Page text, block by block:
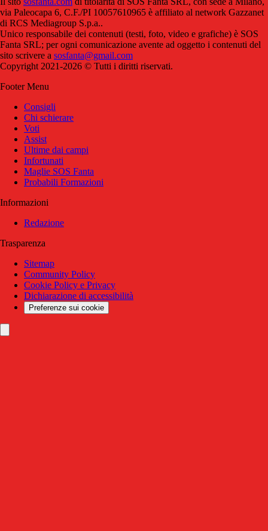
via Paleocapa 6, C.F./PI 10057610965 è affiliato al network Gazzanet
di RCS Mediagroup S.p.a..
Unico responsabile dei contenuti (testi, foto, video e grafiche) è SOS
Fanta SRL; per ogni comunicazione avente ad oggetto i contenuti del
sito scrivere a sosfanta@gmail.com
Copyright 2021-2026 © Tutti i diritti riservati.
Footer Menu
Consigli
Chi schierare
Voti
Assist
Ultime dai campi
Infortunati
Maglie SOS Fanta
Probabili Formazioni
Informazioni
Redazione
Trasparenza
Sitemap
Community Policy
Cookie Policy e Privacy
Dichiarazione di accessibilità
Preferenze sui cookie